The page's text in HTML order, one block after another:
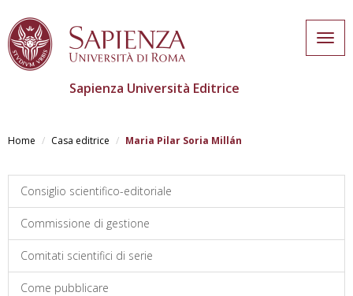
contenuto
Sapienza Università Editrice
Home Casa editrice Maria Pilar Soria Millán
Consiglio scientifico-editoriale
Commissione di gestione
Comitati scientifici di serie
Come pubblicare